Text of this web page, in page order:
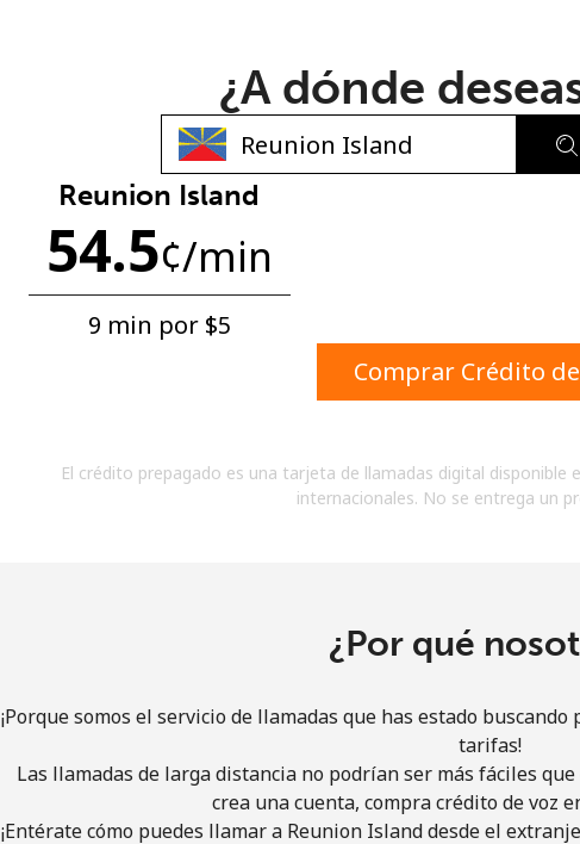
Una letra mayúscula y una
acuerdo con estos
Términos y
Únete
¿A dónde
Reunion Island
54.5¢/min
9 min por ⁦$5⁩
Comprar Crédito
El crédito prepagado es una tarjeta de llamadas digital disponible
internacionales. No se entrega un
¿Por qué
¡Porque somos el servicio de llamadas que has estado
tarifas!
Las llamadas de larga distancia no podrían ser más fáciles
crea una cuenta, compra crédito de voz
¡Entérate cómo puedes llamar a Reunion Island desde el